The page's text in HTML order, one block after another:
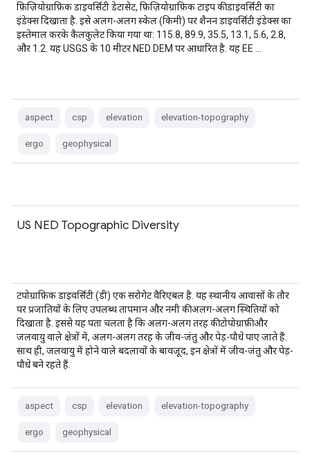
फ़िज़ियोग्राफ़िक डाइवर्सिटी डेटासेट, फ़िज़ियोग्राफ़िक टाइप की डाइवर्सिटी का
इंडेक्स दिखाता है. इसे अलग-अलग स्केल (किमी) पर शैनन डाइवर्सिटी इंडेक्स का
इस्तेमाल करके कैलकुलेट किया गया था: 115.8, 89.9, 35.5, 13.1, 5.6, 2.8,
और 1.2. यह USGS के 10 मीटर NED DEM पर आधारित है. यह EE …
aspect csp elevation elevation-topography
ergo geophysical
US NED Topographic Diversity
टपोग्राफ़िक डाइवर्सिटी (डी) एक सरोगेट वैरिएबल है. यह स्थानीय आवासों के तौर
पर प्रजातियों के लिए उपलब्ध तापमान और नमी की अलग-अलग स्थितियों को
दिखाता है. इससे यह पता चलता है कि अलग-अलग तरह की टोपोग्राफ़ी और
जलवायु वाले क्षेत्रों में, अलग-अलग तरह के जीव-जंतु और पेड़-पौधे पाए जाते हैं.
साथ ही, जलवायु में होने वाले बदलावों के बावजूद, इन क्षेत्रों में जीव-जंतु और पेड़-
पौधे बने रहते हैं.
aspect csp elevation elevation-topography
ergo geophysical